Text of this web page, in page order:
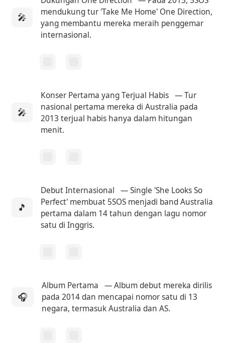
🎤
mendukung tur 'Take Me Home' One Direction,
yang membantu mereka meraih penggemar
internasional.
🎤
Konser Pertama yang Terjual Habis — Tur
nasional pertama mereka di Australia pada
2013 terjual habis hanya dalam hitungan
menit.
🎵
Debut Internasional
— Single 'She Looks So
Perfect' membuat 5SOS menjadi band Australia
pertama dalam 14 tahun dengan lagu nomor
satu di Inggris.
🎧
Album Pertama
— Album debut mereka dirilis
pada 2014 dan mencapai nomor satu di 13
negara, termasuk Australia dan AS.